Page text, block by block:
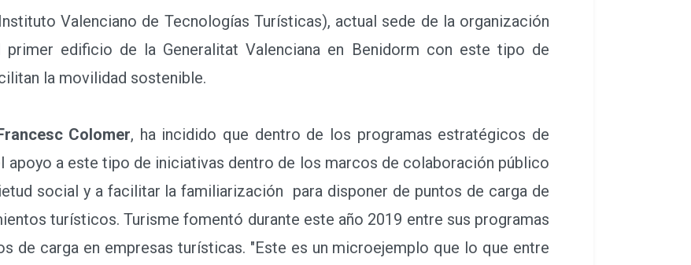
la movilidad sostenible.
Colomer , ha incidido que dentro de los programas estratégicos de
social y a facilitar la familiarización para disponer de puntos de carga de
turísticos. Turisme fomentó durante este año 2019 entre sus programas
de carga en empresas turísticas. "Este es un microejemplo que lo que entre
de la aspiración de un sector que busca la convergencia con la
en lenguaje turístico de los ODS y la cita con la historia que tenemos" ha